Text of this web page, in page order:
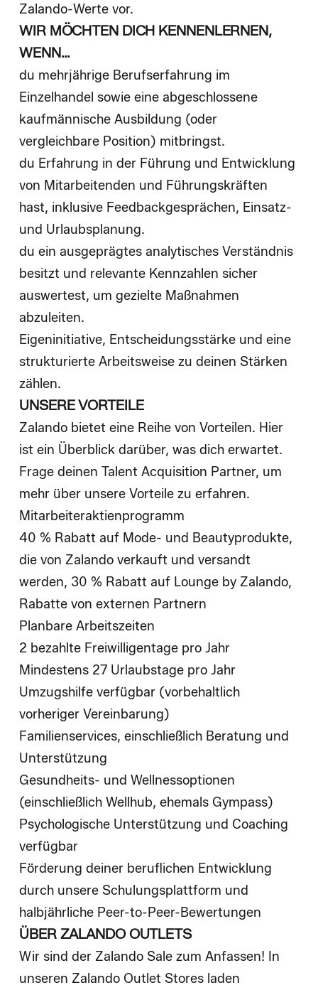
Zalando-Werte vor.
WIR MÖCHTEN DICH KENNENLERNEN,
WENN…
du mehrjährige Berufserfahrung im
Einzelhandel sowie eine abgeschlossene
kaufmännische Ausbildung (oder
vergleichbare Position) mitbringst.
du Erfahrung in der Führung und Entwicklung
von Mitarbeitenden und Führungskräften
hast, inklusive Feedbackgesprächen, Einsatz-
und Urlaubsplanung.
du ein ausgeprägtes analytisches Verständnis
besitzt und relevante Kennzahlen sicher
auswertest, um gezielte Maßnahmen
abzuleiten.
Eigeninitiative, Entscheidungsstärke und eine
strukturierte Arbeitsweise zu deinen Stärken
zählen.
UNSERE VORTEILE
Zalando bietet eine Reihe von Vorteilen. Hier
ist ein Überblick darüber, was dich erwartet.
Frage deinen Talent Acquisition Partner, um
mehr über unsere Vorteile zu erfahren.
Mitarbeiteraktienprogramm
40 % Rabatt auf Mode- und Beautyprodukte,
die von Zalando verkauft und versandt
werden, 30 % Rabatt auf Lounge by Zalando,
Rabatte von externen Partnern
Planbare Arbeitszeiten
2 bezahlte Freiwilligentage pro Jahr
Mindestens 27 Urlaubstage pro Jahr
Umzugshilfe verfügbar (vorbehaltlich
vorheriger Vereinbarung)
Familienservices, einschließlich Beratung und
Unterstützung
Gesundheits- und Wellnessoptionen
(einschließlich Wellhub, ehemals Gympass)
Psychologische Unterstützung und Coaching
verfügbar
Förderung deiner beruflichen Entwicklung
durch unsere Schulungsplattform und
halbjährliche Peer-to-Peer-Bewertungen
ÜBER ZALANDO OUTLETS
Wir sind der Zalando Sale zum Anfassen! In
unseren Zalando Outlet Stores laden